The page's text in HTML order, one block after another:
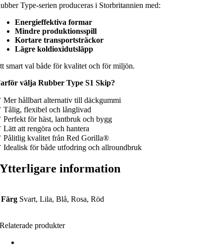
Type‑serien produceras i Storbritannien med:
Energieffektiva formar
Mindre produktionsspill
Kortare transportsträckor
Lägre koldioxidutsläpp
smart val både för kvalitet och för miljön.
välja Rubber Type S1 Skip?
Mer hållbart alternativ till däckgummi
Tålig, flexibel och långlivad
för häst, lantbruk och bygg
att rengöra och hantera
Pålitlig kvalitet från Red Gorilla®
Idealisk för både utfodring och allroundbruk
Ytterligare information
Färg Svart, Lila, Blå, Rosa, Röd
Relaterade produkter